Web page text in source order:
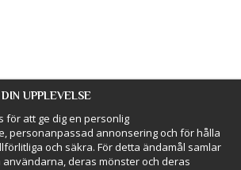
UPPLEVELSE
för att ge dig en personlig
personanpassad annonsering och för hålla
och säkra. För detta ändamål samlar
deras mönster och deras